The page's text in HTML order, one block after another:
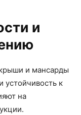
и
и мансарды
устойчивость к
на